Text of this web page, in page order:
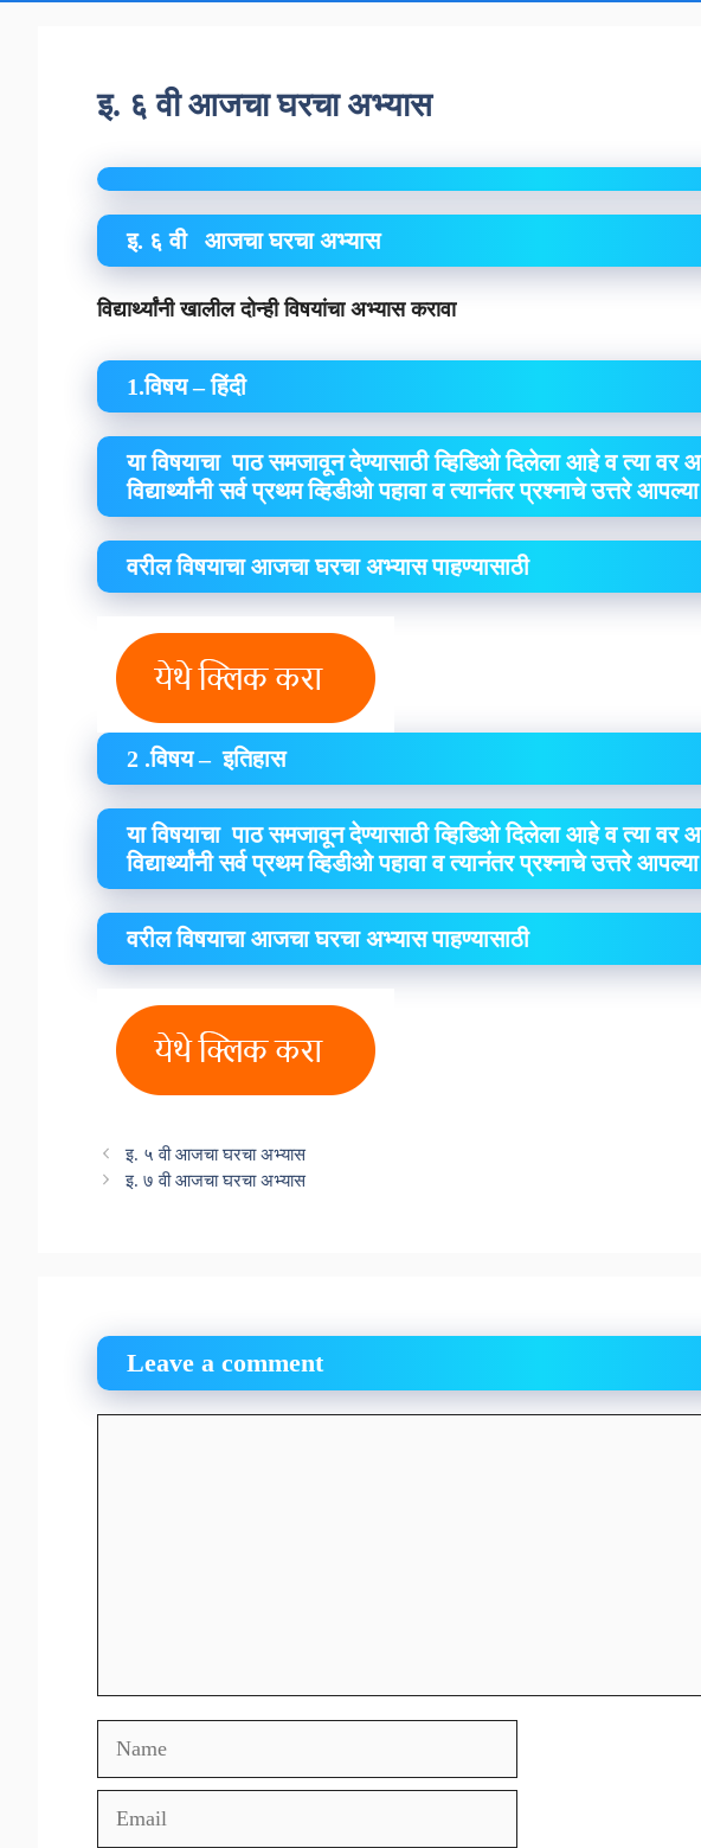
इ. ६ वी आजचा घरचा अभ्यास
इ. ६ वी आजचा घरचा अभ्यास
विद्यार्थ्यांनी खालील दोन्ही विषयांचा अभ्यास करावा
1.विषय – हिंदी
या विषयाचा पाठ समजावून देण्यासाठी व्हिडिओ दिलेला आहे व त्या वर
विद्यार्थ्यांनी सर्व प्रथम व्हिडीओ पहावा व त्यानंतर प्रश्नाचे उत्तरे
वरील विषयाचा आजचा घरचा अभ्यास पाहण्यासाठी
2 .विषय – इतिहास
या विषयाचा पाठ समजावून देण्यासाठी व्हिडिओ दिलेला आहे व त्या वर
विद्यार्थ्यांनी सर्व प्रथम व्हिडीओ पहावा व त्यानंतर प्रश्नाचे उत्तरे
वरील विषयाचा आजचा घरचा अभ्यास पाहण्यासाठी
इ. ५ वी आजचा घरचा अभ्यास
इ. ७ वी आजचा घरचा अभ्यास
Leave a comment
Name
Email